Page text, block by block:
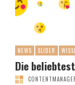
NEWS SLIDER
Die